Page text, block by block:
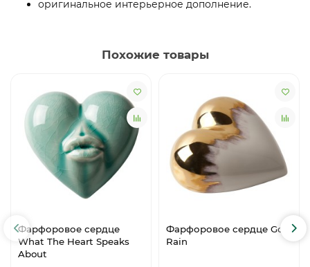
оригинальное интерьерное дополнение.
Похожие товары
Фарфоровое сердце
What The Heart Speaks
About
Фарфоровое сердце Gold
Rain